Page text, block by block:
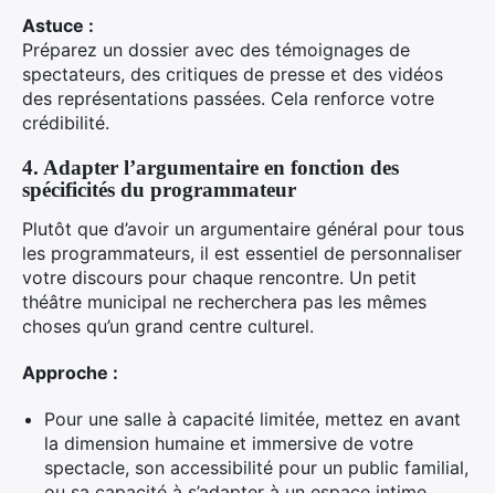
Astuce :
Préparez un dossier avec des témoignages de
spectateurs, des critiques de presse et des vidéos
des représentations passées. Cela renforce votre
crédibilité.
4. Adapter l’argumentaire en fonction des
spécificités du programmateur
Plutôt que d’avoir un argumentaire général pour tous
les programmateurs, il est essentiel de personnaliser
votre discours pour chaque rencontre. Un petit
théâtre municipal ne recherchera pas les mêmes
choses qu’un grand centre culturel.
Approche :
Pour une salle à capacité limitée, mettez en avant
la dimension humaine et immersive de votre
spectacle, son accessibilité pour un public familial,